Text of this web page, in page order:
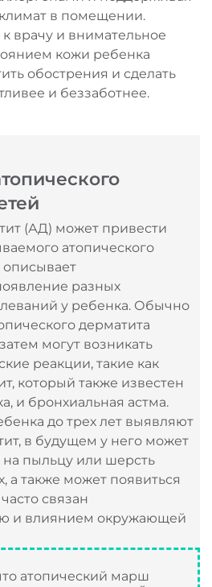
в помещении.
врачу и внимательное
кожи ребенка
обострения и сделать
и беззаботнее.
(АД) может привести
атопического
разных
у ребенка. Обычно
дерматита
могут возникать
реакции, такие как
который также известен
и бронхиальная астма.
до трех лет выявляют
в будущем у него может
на пыльцу или шерсть
также может появиться
связан
и влиянием окружающей
атопический марш